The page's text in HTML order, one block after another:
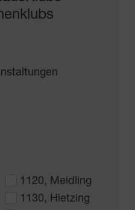
1120, Meidling
1130, Hietzing